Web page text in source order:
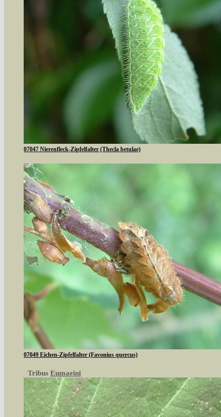
07047 Nierenfleck-Zipfelfalter (Thecla betulae)
07049 Eichen-Zipfelfalter (Favonius quercus)
Tribus Eumaeini